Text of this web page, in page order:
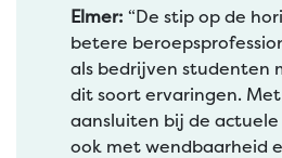
Elmer: “De stip op de
betere
als bedrijven studenten
dit soort ervaringen.
aansluiten bij de
ook met wendbaarheid